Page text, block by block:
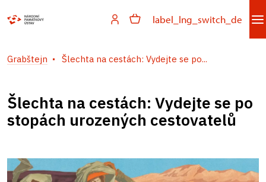
label_lng_switch_de
Grabštejn Šlechta na cestách: Vydejte se po...
Šlechta na cestách: Vydejte se po
stopách urozených cestovatelů